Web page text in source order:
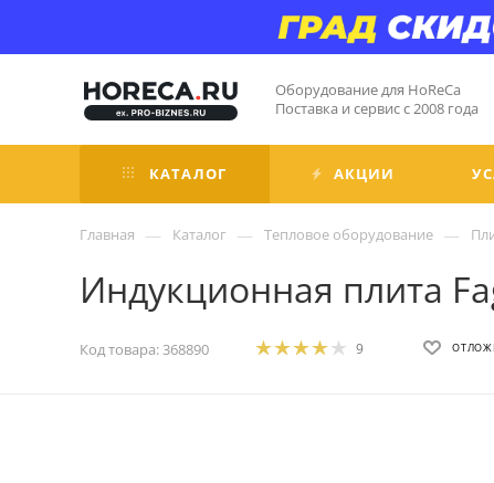
Оборудование для HoReCa
Поставка и сервис с 2008 года
КАТАЛОГ АКЦИИ
Главная — Каталог — Тепловое оборудование —
Индукционная плита
Код товара: 368890 9